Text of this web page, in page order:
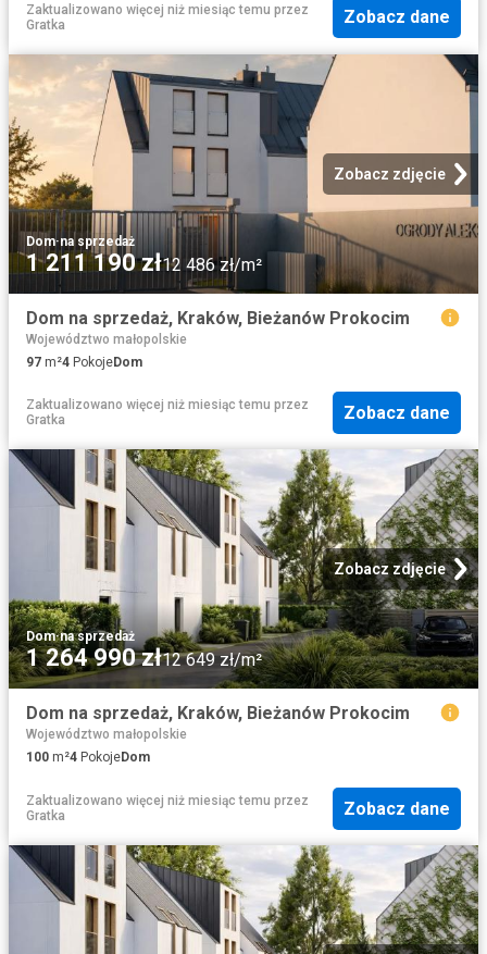
Zaktualizowano więcej niż miesiąc temu przez
Gratka
Zobacz dane
Zobacz zdjęcie
Dom·na sprzedaż
1 211 190 zł12 486 zł/m²
Dom na sprzedaż, Kraków, Bieżanów Prokocim
Województwo małopolskie
97 m²4 PokojeDom
Zaktualizowano więcej niż miesiąc temu przez
Gratka
Zobacz dane
Zobacz zdjęcie
Dom·na sprzedaż
1 264 990 zł12 649 zł/m²
Dom na sprzedaż, Kraków, Bieżanów Prokocim
Województwo małopolskie
100 m²4 PokojeDom
Zaktualizowano więcej niż miesiąc temu przez
Gratka
Zobacz dane